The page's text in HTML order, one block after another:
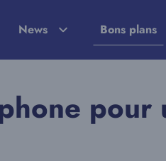
News Bons plans